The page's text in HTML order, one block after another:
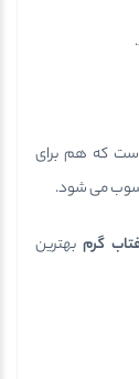
که هم برای
می شود.
گرم بهترین